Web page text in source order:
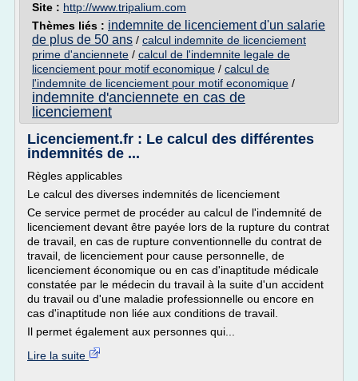
Site : http://www.tripalium.com
Thèmes liés : indemnite de licenciement d'un salarie
de plus de 50 ans / calcul indemnite de licenciement
prime d'anciennete / calcul de l'indemnite legale de
licenciement pour motif economique / calcul de
l'indemnite de licenciement pour motif economique /
indemnite d'anciennete en cas de
licenciement
Licenciement.fr : Le calcul des différentes
indemnités de ...
Règles applicables
Le calcul des diverses indemnités de licenciement
Ce service permet de procéder au calcul de l'indemnité de
licenciement devant être payée lors de la rupture du contrat
de travail, en cas de rupture conventionnelle du contrat de
travail, de licenciement pour cause personnelle, de
licenciement économique ou en cas d'inaptitude médicale
constatée par le médecin du travail à la suite d'un accident
du travail ou d'une maladie professionnelle ou encore en
cas d'inaptitude non liée aux conditions de travail.
Il permet également aux personnes qui...
Lire la suite